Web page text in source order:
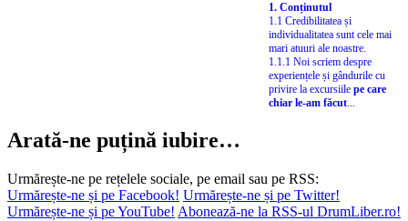
1. Conținutul
1.1 Credibilitatea și
individualitatea sunt cele mai
mari atuuri ale noastre.
1.1.1 Noi scriem despre
experiențele și gândurile cu
privire la excursiile pe care
chiar le-am făcut...
Arată-ne puțină iubire…
Urmărește-ne pe rețelele sociale, pe email sau pe RSS:
Urmărește-ne și pe Facebook! Urmărește-ne și pe Twitter!
Urmărește-ne și pe YouTube! Abonează-ne la RSS-ul DrumLiber.ro!